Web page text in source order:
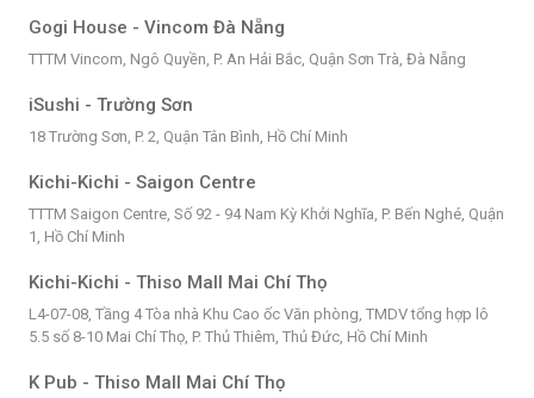
Gogi House - Vincom Đà Nẵng
TTTM Vincom, Ngô Quyền, P. An Hải Bắc, Quận Sơn Trà, Đà Nẵng
iSushi - Trường Sơn
18 Trường Sơn, P. 2, Quận Tân Bình, Hồ Chí Minh
Kichi-Kichi - Saigon Centre
TTTM Saigon Centre, Số 92 - 94 Nam Kỳ Khởi Nghĩa, P. Bến Nghé, Quận
1, Hồ Chí Minh
Kichi-Kichi - Thiso Mall Mai Chí Thọ
L4-07-08, Tầng 4 Tòa nhà Khu Cao ốc Văn phòng, TMDV tổng hợp lô
5.5 số 8-10 Mai Chí Thọ, P. Thủ Thiêm, Thủ Đức, Hồ Chí Minh
K Pub - Thiso Mall Mai Chí Thọ